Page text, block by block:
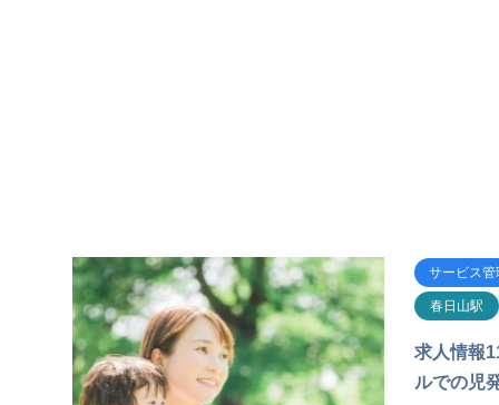
サービス管
春日山駅
求人情報
ルでの児